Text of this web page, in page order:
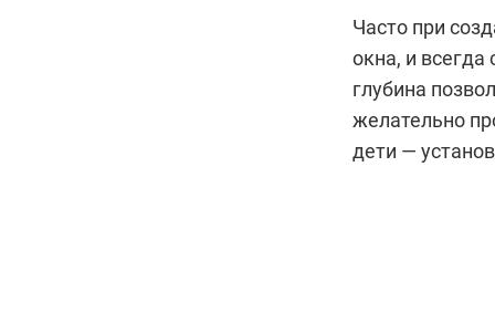
Часто при
окна, и
глубина
желательно
дети —